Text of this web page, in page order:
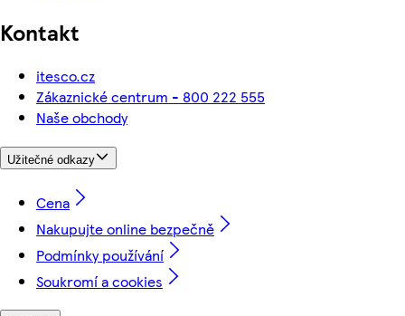
Kontakt
itesco.cz
Zákaznické centrum - 800 222 555
Naše obchody
Užitečné odkazy
Cena
Nakupujte online bezpečně
Podmínky používání
Soukromí a cookies